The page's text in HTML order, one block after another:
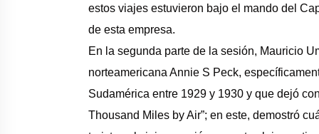
estos viajes estuvieron bajo el mando del
de esta empresa.
En la segunda parte de la sesión, Mauricio
norteamericana Annie S Peck,
Sudamérica entre 1929 y 1930 y que dejó
Thousand Miles by Air”; en este, demostró